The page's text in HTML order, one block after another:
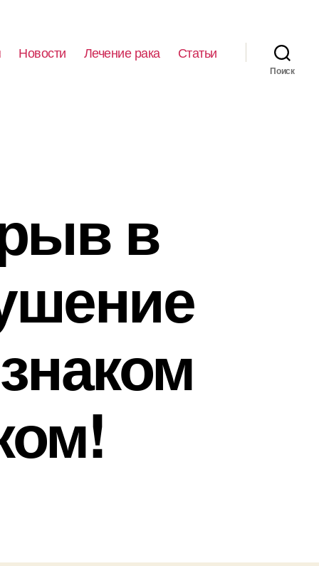
Новости Лечение рака Статьи
Поиск
в